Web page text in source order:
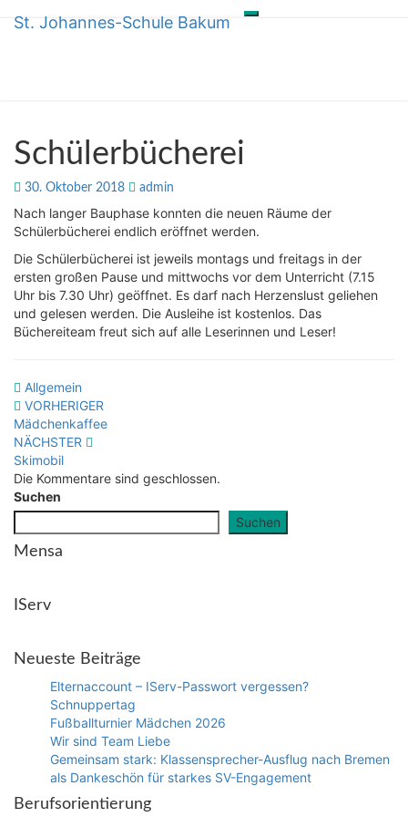
Skip
Toggle
St. Johannes-Schule Bakum
St. Johannes-Schule Bakum
Schülerbücherei
Schülerbücherei
30. Oktober 2018 admin
Nach langer Bauphase konnten die neuen Räume der
Schülerbücherei endlich eröffnet werden.
Die Schülerbücherei ist jeweils montags und freitags in der
ersten großen Pause und mittwochs vor dem Unterricht (7.15
Uhr bis 7.30 Uhr) geöffnet. Es darf nach Herzenslust geliehen
und gelesen werden. Die Ausleihe ist kostenlos. Das
Büchereiteam freut sich auf alle Leserinnen und Leser!
Allgemein
Beitragsnavigation
VORHERIGER
Mädchenkaffee
NÄCHSTER
Skimobil
Die Kommentare sind geschlossen.
Suchen
Suchen
Mensa
IServ
Neueste Beiträge
Elternaccount – IServ-Passwort vergessen?
Schnuppertag
Fußballturnier Mädchen 2026
Wir sind Team Liebe
Gemeinsam stark: Klassensprecher-Ausflug nach Bremen
als Dankeschön für starkes SV-Engagement
Berufsorientierung